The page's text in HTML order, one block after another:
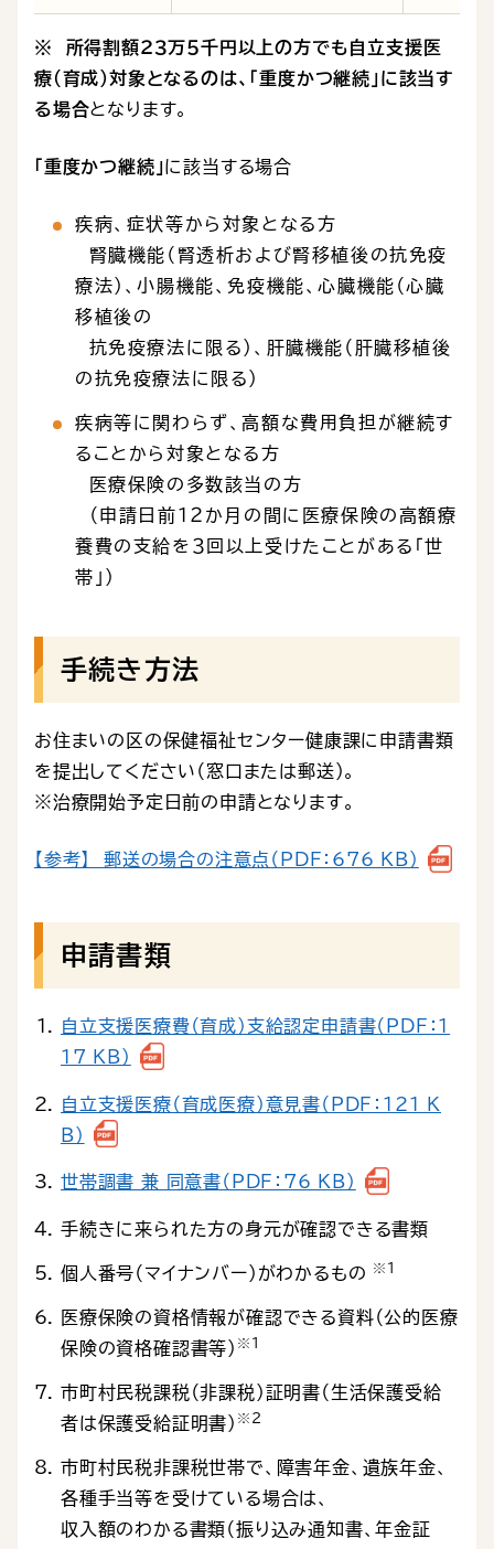
※ 所得割額２３万５千円以上の方でも自立支援医
療（育成）対象となるのは、「重度かつ継続」に該当す
る場合となります。
「重度かつ継続」に該当する場合
疾病、症状等から対象となる方
腎臓機能（腎透析および腎移植後の抗免疫
療法)、小腸機能、免疫機能、心臓機能（心臓
移植後の
抗免疫療法に限る）、肝臓機能（肝臓移植後
の抗免疫療法に限る）
疾病等に関わらず、高額な費用負担が継続す
ることから対象となる方
医療保険の多数該当の方
（申請日前１２か月の間に医療保険の高額療
養費の支給を３回以上受けたことがある「世
帯」）
手続き方法
お住まいの区の保健福祉センター健康課に申請書類
を提出してください（窓口または郵送）。
※治療開始予定日前の申請となります。
【参考】 郵送の場合の注意点（PDF：676 KB）
申請書類
自立支援医療費（育成）支給認定申請書（PDF：1
17 KB）
自立支援医療（育成医療）意見書（PDF：121 K
B）
世帯調書 兼 同意書（PDF：76 KB）
手続きに来られた方の身元が確認できる書類
個人番号（マイナンバー）がわかるもの ※１
医療保険の資格情報が確認できる資料（公的医療
保険の資格確認書等） ※１
市町村民税課税（非課税）証明書（生活保護受給
者は保護受給証明書） ※２
市町村民税非課税世帯で、障害年金、遺族年金、
各種手当等を受けている場合は、
収入額のわかる書類（振り込み通知書、年金証